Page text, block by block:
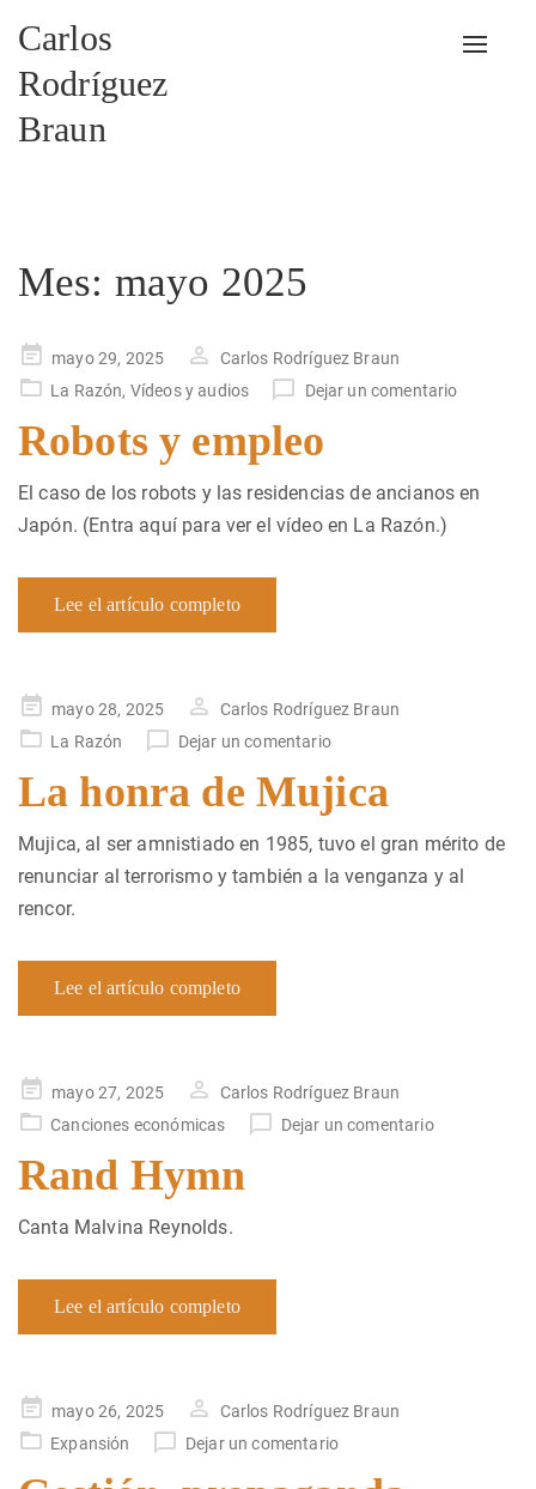
Carlos
Rodríguez
Braun
Mes: mayo 2025
Publicado
en
mayo 29, 2025
Carlos Rodríguez Braun
La Razón, Vídeos y audios Dejar un comentario
Robots y empleo
El caso de los robots y las residencias de ancianos en
Japón. (Entra aquí para ver el vídeo en La Razón.)
Lee el artículo completo
Publicado
en
mayo 28, 2025
Carlos Rodríguez Braun
La Razón
Dejar un comentario
La honra de Mujica
Mujica, al ser amnistiado en 1985, tuvo el gran mérito de
renunciar al terrorismo y también a la venganza y al
rencor.
Lee el artículo completo
Publicado
en
mayo 27, 2025
Carlos Rodríguez Braun
Canciones económicas
Dejar un comentario
Rand Hymn
Canta Malvina Reynolds.
Lee el artículo completo
Publicado
en
mayo 26, 2025
Carlos Rodríguez Braun
Expansión
Dejar un comentario